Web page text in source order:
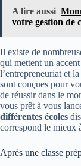
A lire aussi
votre gestion de
Il existe de
qui mettent un
l’entrepreneuriat et
sont conçues pour
de réussir dans le
vous prêt à vous
différentes écoles
correspond le mieux
Après une classe